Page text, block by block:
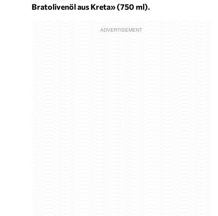
Bratolivenöl aus Kreta» (750 ml).